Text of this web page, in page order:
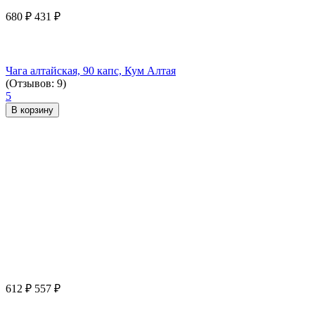
680 ₽ 431 ₽
Чага алтайская, 90 капс, Кум Алтая
(Отзывов: 9)
5
В корзину
612 ₽ 557 ₽